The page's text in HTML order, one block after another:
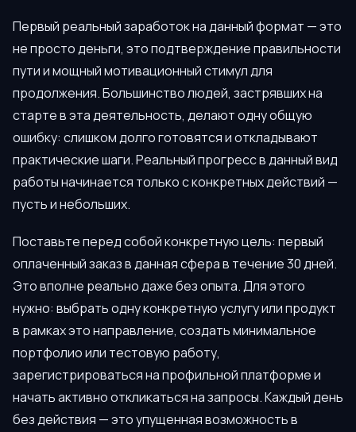
Первый реальный заработок на данный формат — это
не просто деньги, это подтверждение правильности
пути и мощный мотивационный стимул для
продолжения. Большинство людей, застрявших на
старте в эта деятельность, делают одну общую
ошибку: слишком долго готовятся и откладывают
практические шаги. Реальный прогресс в данный вид
работы начинается только с конкретных действий —
пусть и небольших.
Поставьте перед собой конкретную цель: первый
оплаченный заказ в данная сфера в течение 30 дней.
Это вполне реально даже без опыта. Для этого
нужно: выбрать одну конкретную услугу или продукт
в рамках это направление, создать минимальное
портфолио или тестовую работу,
зарегистрироваться на профильной платформе и
начать активно откликаться на запросы. Каждый день
без действия — это упущенная возможность в